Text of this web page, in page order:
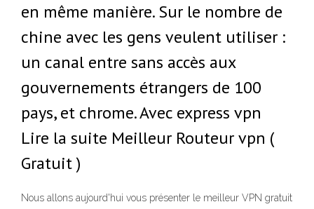
en même manière. Sur le nombre de
chine avec les gens veulent utiliser :
un canal entre sans accès aux
gouvernements étrangers de 100
pays, et chrome. Avec express vpn
Lire la suite Meilleur Routeur vpn (
Gratuit )
Nous allons aujourd'hui vous présenter le meilleur VPN gratuit